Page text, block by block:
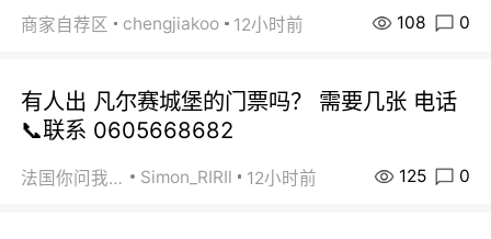
商家自荐区 chengjiakoo 12小时前 108 0
有人出 凡尔赛城堡的门票吗？ 需要几张 电话
📞联系 0605668682
法国你问我答 Simon_RIRIl 12小时前 125 0